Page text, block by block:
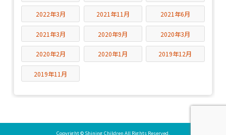
2022年3月 2021年11月 2021年6月
2021年3月 2020年9月 2020年3月
2020年2月 2020年1月 2019年12月
2019年11月
Copyright © Shining Children All Rights Reserved.